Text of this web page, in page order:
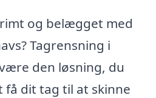
og belægget med
Tagrensning i
den løsning, du
dit tag til at skinne